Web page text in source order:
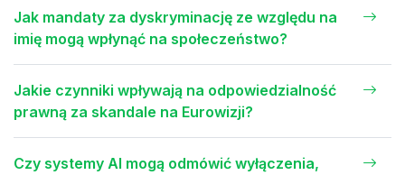
Jak mandaty za dyskryminację ze względu na
imię mogą wpłynąć na społeczeństwo?
Jakie czynniki wpływają na odpowiedzialność
prawną za skandale na Eurowizji?
Czy systemy AI mogą odmówić wyłączenia,